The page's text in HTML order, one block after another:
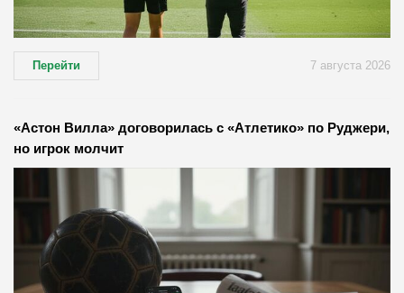
Перейти 7 августа 2026
«Астон Вилла» договорилась с «Атлетико» по Руджери,
но игрок молчит